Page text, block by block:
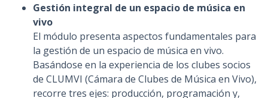
Gestión integral de un espacio de música en
vivo
El módulo presenta aspectos fundamentales para
la gestión de un espacio de música en vivo.
Basándose en la experiencia de los clubes socios
de CLUMVI (Cámara de Clubes de Música en Vivo),
recorre tres ejes: producción, programación y,